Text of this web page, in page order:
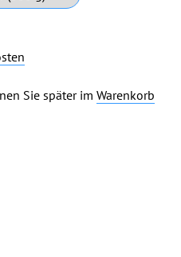
Sie später im Warenkorb